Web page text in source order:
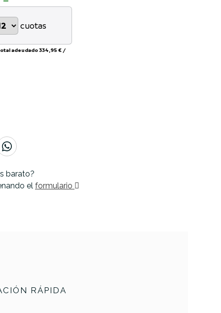
cuotas
adeudado334,95 € /
barato?
el formulario
RÁPIDA